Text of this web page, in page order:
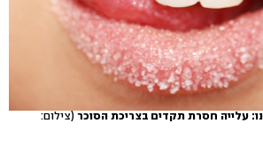
עלייה חסרת תקדים בצריכת הסוכר (צילום: